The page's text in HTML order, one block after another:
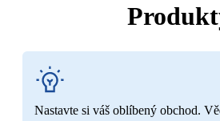
Nastavte si váš oblíbený obchod.